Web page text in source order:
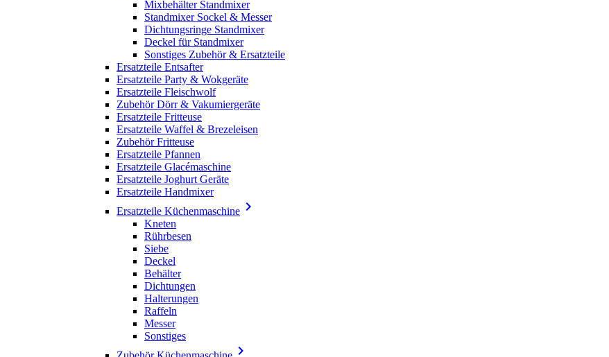
Mixbehälter Standmixer
Standmixer Sockel & Messer
Dichtungsringe Standmixer
Deckel für Standmixer
Sonstiges Zubehör & Ersatzteile
Ersatzteile Entsafter
Ersatzteile Party & Wokgeräte
Ersatzteile Fleischwolf
Zubehör Dörr & Vakumiergeräte
Ersatzteile Fritteuse
Ersatzteile Waffel & Brezeleisen
Zubehör Fritteuse
Ersatzteile Pfannen
Ersatzteile Glacémaschine
Ersatzteile Joghurt Geräte
Ersatzteile Handmixer
Ersatzteile Küchenmaschine 
Kneten
Rührbesen
Siebe
Deckel
Behälter
Dichtungen
Halterungen
Raffeln
Messer
Sonstiges
